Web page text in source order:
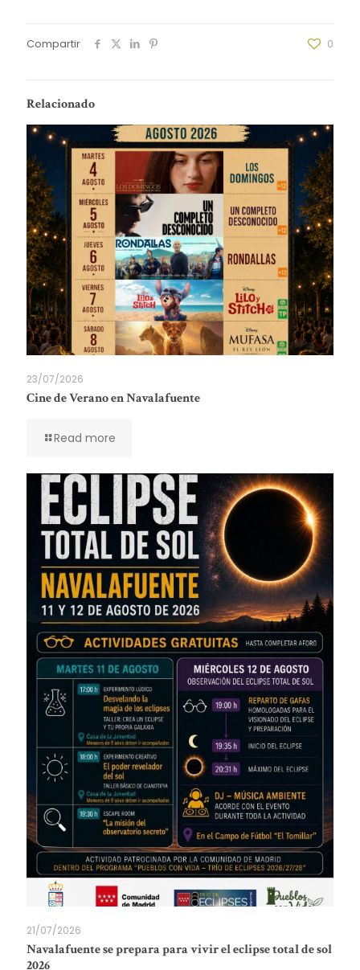
Compartir 0
Relacionado
23/07/2026
Cine de Verano en Navalafuente
Read more
21/07/2026
Navalafuente se prepara para vivir el eclipse total de sol
2026